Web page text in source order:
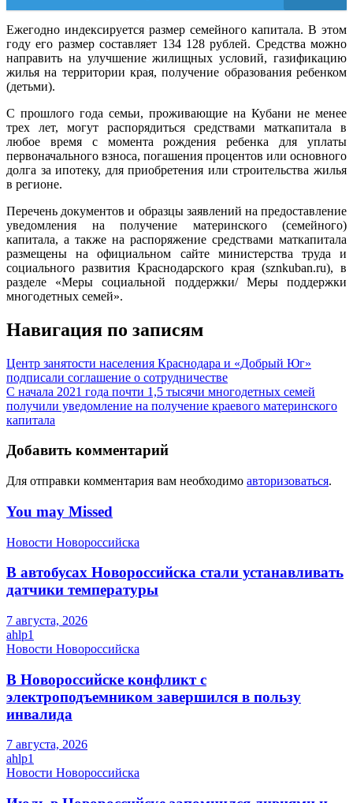
Ежегодно индексируется размер семейного капитала. В этом
году его размер составляет 134 128 рублей. Средства можно
направить на улучшение жилищных условий, газификацию
жилья на территории края, получение образования ребенком
(детьми).
С прошлого года семьи, проживающие на Кубани не менее
трех лет, могут распорядиться средствами маткапитала в
любое время с момента рождения ребенка для уплаты
первоначального взноса, погашения процентов или основного
долга за ипотеку, для приобретения или строительства жилья
в регионе.
Перечень документов и образцы заявлений на предоставление
уведомления на получение материнского (семейного)
капитала, а также на распоряжение средствами маткапитала
размещены на официальном сайте министерства труда и
социального развития Краснодарского края (sznkuban.ru), в
разделе «Меры социальной поддержки/ Меры поддержки
многодетных семей».
Навигация по записям
Центр занятости населения Краснодара и «Добрый Юг»
подписали соглашение о сотрудничестве
С начала 2021 года почти 1,5 тысячи многодетных семей
получили уведомление на получение краевого материнского
капитала
Добавить комментарий
Для отправки комментария вам необходимо авторизоваться.
You may Missed
Новости Новороссийска
В автобусах Новороссийска стали устанавливать
датчики температуры
7 августа, 2026
ahlp1
Новости Новороссийска
В Новороссийске конфликт с
электроподъемником завершился в пользу
инвалида
7 августа, 2026
ahlp1
Новости Новороссийска